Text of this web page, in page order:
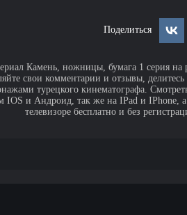
Поделиться
Камень, ножницы, бумага 1 серия на
свои комментарии и отзывы,
турецкого кинематографа.
IOS и Андроид, так же на IPad и IPhone,
телевизоре бесплатно и без